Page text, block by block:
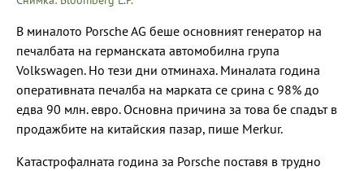
В миналото Porsche AG беше основният генератор на
печалбата на германската автомобилна група
Volkswagen. Но тези дни отминаха. Миналата година
оперативната печалба на марката се срина с 98% до
едва 90 млн. евро. Основна причина за това бе спадът в
продажбите на китайския пазар, пише Merkur.
Катастрофалната година за Porsche поставя в трудно